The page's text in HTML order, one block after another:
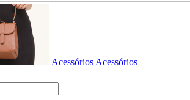
Acessórios Acessórios